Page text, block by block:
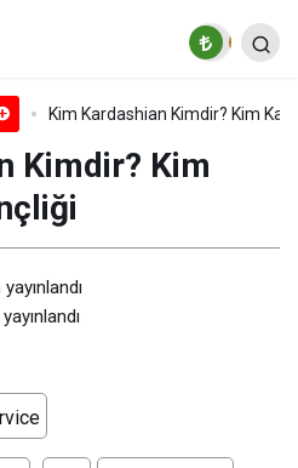
Kim Kardashian Kimdir? Kim
Kimdir? Kim
yayınlandı
Jolie Boyu, Kilosu, Göz